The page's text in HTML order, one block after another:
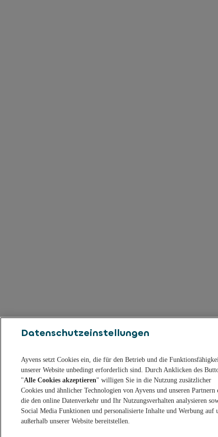
Datenschutzeinstellungen
Ayvens setzt Cookies ein, die für den Betrieb und die
unserer Website unbedingt erforderlich sind. Durch Anklicken des
"Alle Cookies akzeptieren" willigen Sie in die Nutzung zusätzlicher
Cookies und ähnlicher Technologien von Ayvens und unseren Partnern
die den online Datenverkehr und Ihr Nutzungsverhalten analysieren
Social Media Funktionen und personalisierte Inhalte und Werbung auf
außerhalb unserer Website bereitstellen.